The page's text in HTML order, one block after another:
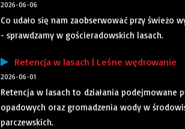
2026-06-06
Co udało się nam zaobserwować przy świeżo
- sprawdzamy w gościeradowskich lasach.
Retencja w lasach | Leśne wędrowanie
2026-06-01
Retencja w lasach to działania podejmowane
opadowych oraz gromadzenia wody w
parczewskich.